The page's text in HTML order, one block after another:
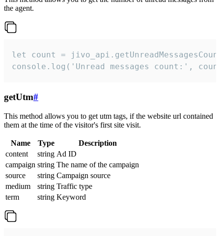
the agent.
let count =
console.log('Unread messages count:',
getUtm#
This method allows you to get utm tags, if the website url contained
them at the time of the visitor's first site visit.
Name Type
Description
content
string Ad ID
campaign string The name of the campaign
source
string Campaign source
medium
string Traffic type
term
string Keyword